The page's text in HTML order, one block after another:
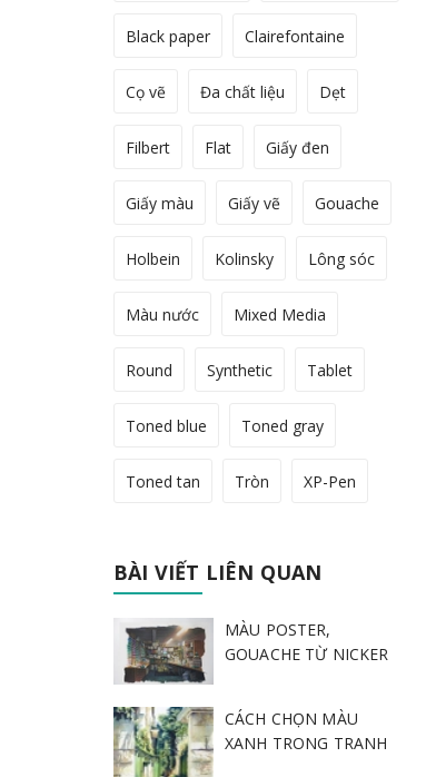
Black paper Clairefontaine
Cọ vẽ Đa chất liệu Dẹt
Filbert Flat Giấy đen
Giấy màu Giấy vẽ Gouache
Holbein Kolinsky Lông sóc
Màu nước Mixed Media
Round Synthetic Tablet
Toned blue Toned gray
Toned tan Tròn XP-Pen
BÀI VIẾT LIÊN QUAN
MÀU POSTER,
GOUACHE TỪ NICKER
CÁCH CHỌN MÀU
XANH TRONG TRANH